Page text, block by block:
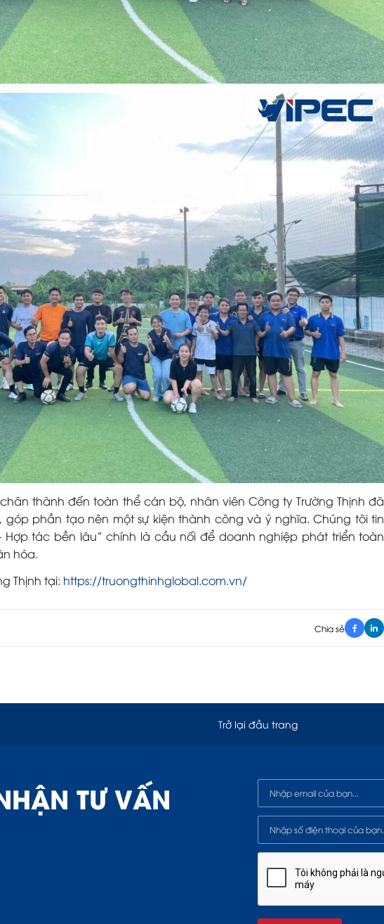
thành đến toàn thể cán bộ, nhân viên Công ty Trường Thịnh đã
phần tạo nên một sự kiện thành công và ý nghĩa. Chúng tôi tin
Hợp tác bền lâu” chính là cầu nối để doanh nghiệp phát triển toàn
hóa.
Thịnh tại: https://truongthinhglobal.com.vn/
Chia sẻ
Trở lại đầu trang
TƯ VẤN